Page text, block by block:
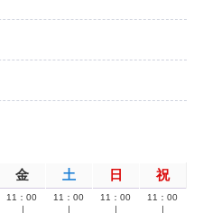
金 土 日 祝
11：00
11：00
11：00
11：00